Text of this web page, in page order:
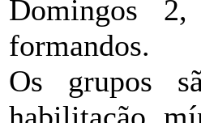
Domingos
formandos.
Os grupos